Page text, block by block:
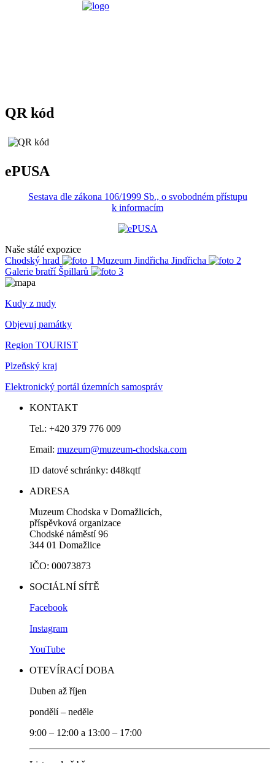
QR kód
ePUSA
Sestava dle zákona 106/1999 Sb., o svobodném přístupu
k informacím
Naše stálé expozice
Chodský hrad
Muzeum Jindřicha Jindřicha
Galerie bratří Špillarů
Kudy z nudy
Objevuj památky
Region TOURIST
Plzeňský kraj
Elektronický portál územních samospráv
KONTAKT
Tel.: +420 379 776 009
Email: muzeum@muzeum-chodska.com
ID datové schránky: d48kqtf
ADRESA
Muzeum Chodska v Domažlicích,
příspěvková organizace
Chodské náměstí 96
344 01 Domažlice
IČO: 00073873
SOCIÁLNÍ SÍTĚ
Facebook
Instagram
YouTube
OTEVÍRACÍ DOBA
Duben až říjen
pondělí – neděle
9:00 – 12:00 a 13:00 – 17:00